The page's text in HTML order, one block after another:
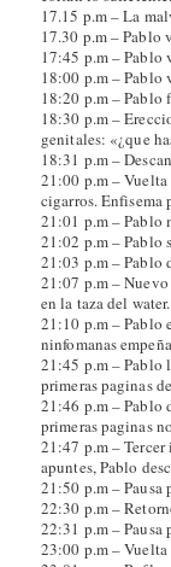
17.15 p.m – La
17.30 p.m – Pablo
17:45 p.m – Pablo
18:00 p.m – Pablo
18:20 p.m – Pablo
18:30 p.m –
genitales: «¿que
18:31 p.m –
21:00 p.m – Vuelta
cigarros. Enfisema
21:01 p.m – Pablo
21:02 p.m – Pablo
21:03 p.m – Pablo
21:07 p.m –
en la taza del water.
21:10 p.m – Pablo
ninfomanas
21:45 p.m – Pablo
primeras paginas
21:46 p.m – Pablo
primeras paginas
21:47 p.m –
apuntes, Pablo
21:50 p.m – Pausa
22:30 p.m –
22:31 p.m – Pausa
23:00 p.m – Vuelta